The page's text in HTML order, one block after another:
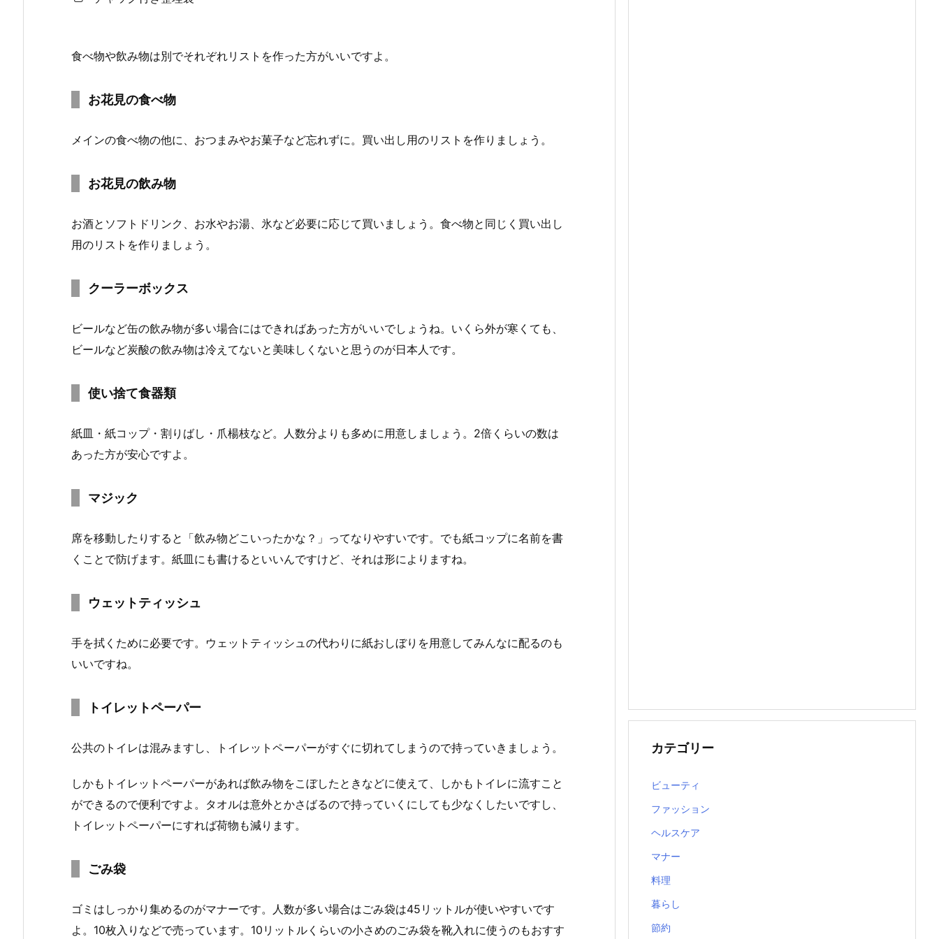
食べ物や飲み物は別でそれぞれリストを作った方がいいですよ。
お花見の食べ物
メインの食べ物の他に、おつまみやお菓子など忘れずに。買い出し用のリストを作りましょう。
お花見の飲み物
お酒とソフトドリンク、お水やお湯、氷など必要に応じて買いましょう。食べ物と同じく買い出し
用のリストを作りましょう。
クーラーボックス
ビールなど缶の飲み物が多い場合にはできればあった方がいいでしょうね。いくら外が寒くても、
ビールなど炭酸の飲み物は冷えてないと美味しくないと思うのが日本人です。
使い捨て食器類
紙皿・紙コップ・割りばし・爪楊枝など。人数分よりも多めに用意しましょう。2倍くらいの数は
あった方が安心ですよ。
マジック
席を移動したりすると「飲み物どこいったかな？」ってなりやすいです。でも紙コップに名前を書
くことで防げます。紙皿にも書けるといいんですけど、それは形によりますね。
ウェットティッシュ
手を拭くために必要です。ウェットティッシュの代わりに紙おしぼりを用意してみんなに配るのも
いいですね。
トイレットペーパー
公共のトイレは混みますし、トイレットペーパーがすぐに切れてしまうので持っていきましょう。
しかもトイレットペーパーがあれば飲み物をこぼしたときなどに使えて、しかもトイレに流すこと
ができるので便利ですよ。タオルは意外とかさばるので持っていくにしても少なくしたいですし、
トイレットペーパーにすれば荷物も減ります。
ごみ袋
ゴミはしっかり集めるのがマナーです。人数が多い場合はごみ袋は45リットルが使いやすいです
よ。10枚入りなどで売っています。10リットルくらいの小さめのごみ袋を靴入れに使うのもおすす
カテゴリー
ビューティ
ファッション
ヘルスケア
マナー
料理
暮らし
節約